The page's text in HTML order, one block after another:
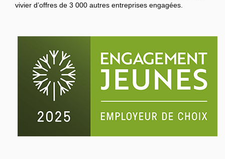
vivier d’offres de 3 000 autres entreprises engagées.